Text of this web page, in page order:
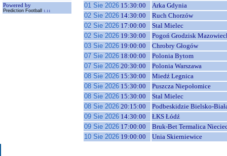
Powered by
Prediction Football 1.11
01 Sie 2026 15:30:00
Arka Gdynia
02 Sie 2026 14:30:00
Ruch Chorzów
02 Sie 2026 17:00:00
Stal Mielec
02 Sie 2026 19:30:00
Pogoń Grodzisk
03 Sie 2026 19:00:00
Chrobry Głogów
07 Sie 2026 18:00:00
Polonia Bytom
07 Sie 2026 20:30:00
Polonia Warszawa
08 Sie 2026 15:30:00
Miedź Legnica
08 Sie 2026 15:30:00
Puszcza Niepołomice
08 Sie 2026 15:30:00
Stal Mielec
08 Sie 2026 20:15:00
Podbeskidzie Bielsko-
09 Sie 2026 14:30:00
ŁKS Łódź
09 Sie 2026 17:00:00
Bruk-Bet Termalica
10 Sie 2026 19:00:00 Unia Skierniewice